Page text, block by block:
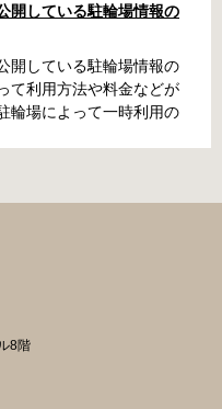
てしまうかも知れませ
情報をまとめました。事
ょう。 守口市で撤去され
保管所 住所 守口市大日
話 06-6902-2340（業務
鍵 身分証明証 守口市HP
れた場合 三国ヶ丘自転車
陵東町1丁12-15 電話 三
所 最寄駅 南海高野線百舌
分 返還の際に必要な書
で撤去された場合 片山
町1丁目22番 電話 06-
開している駐輪場情報の
開している駐輪場情報の
て利用方法や料金などが
輪場によって一時利用の
利用登録申請書の提出
に提出ではなく、Web上
す。 利用料金 登録手数料
金 西三荘駅駐輪センター
／月 屋根あり 障害者：
り 学生：1,800円／月
円／月 各駐輪場で定期
8階